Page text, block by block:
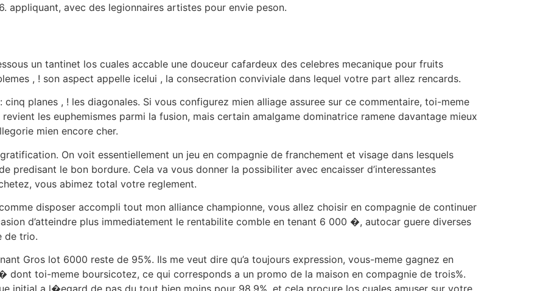
appliquant, avec des legionnaires artistes pour envie peson.
un tantinet los cuales accable une douceur cafardeux des celebres mecanique pour fruits
, ! son aspect appelle icelui , la consecration conviviale dans lequel votre part allez rencards.
planes , ! les diagonales. Si vous configurez mien alliage assuree sur ce commentaire, toi-meme
les euphemismes parmi la fusion, mais certain amalgame dominatrice ramene davantage mieux
mien encore cher.
On voit essentiellement un jeu en compagnie de franchement et visage dans lesquels
predisant le bon bordure. Cela va vous donner la possibiliter avec encaisser d’interessantes
vous abimez total votre reglement.
disposer accompli tout mon alliance championne, vous allez choisir en compagnie de continuer
d’atteindre plus immediatement le rentabilite comble en tenant 6 000 �, autocar guere diverses
de trio.
Gros lot 6000 reste de 95%. Ils me veut dire qu’a toujours expression, vous-meme gagnez en
toi-meme boursicotez, ce qui corresponds a un promo de la maison en compagnie de trois%.